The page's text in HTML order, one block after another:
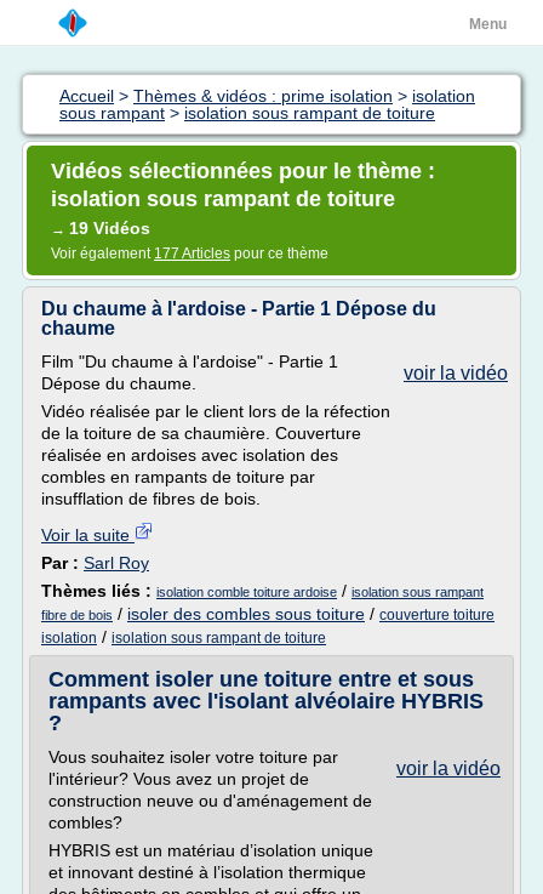
Menu
Accueil > Thèmes & vidéos : prime isolation > isolation
sous rampant > isolation sous rampant de toiture
Vidéos sélectionnées pour le thème :
isolation sous rampant de toiture
→ 19 Vidéos
Voir également 177 Articles pour ce thème
Du chaume à l'ardoise - Partie 1 Dépose du
chaume
voir la vidéo
Film "Du chaume à l'ardoise" - Partie 1
Dépose du chaume.
Vidéo réalisée par le client lors de la réfection
de la toiture de sa chaumière. Couverture
réalisée en ardoises avec isolation des
combles en rampants de toiture par
insufflation de fibres de bois.
Voir la suite
Par : Sarl Roy
Thèmes liés : isolation comble toiture ardoise / isolation sous rampant
fibre de bois / isoler des combles sous toiture / couverture toiture
isolation / isolation sous rampant de toiture
Comment isoler une toiture entre et sous
rampants avec l'isolant alvéolaire HYBRIS
?
voir la vidéo
Vous souhaitez isoler votre toiture par
l'intérieur? Vous avez un projet de
construction neuve ou d'aménagement de
combles?
HYBRIS est un matériau d’isolation unique
et innovant destiné à l’isolation thermique